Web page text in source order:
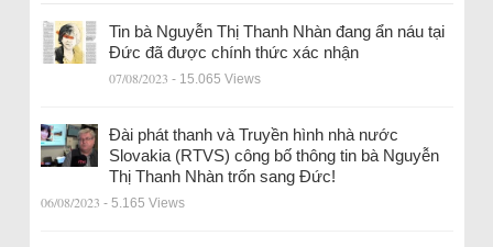
Tin bà Nguyễn Thị Thanh Nhàn đang ẩn náu tại
Đức đã được chính thức xác nhận
07/08/2023 - 15.065 Views
Đài phát thanh và Truyền hình nhà nước
Slovakia (RTVS) công bố thông tin bà Nguyễn
Thị Thanh Nhàn trốn sang Đức!
06/08/2023 - 5.165 Views